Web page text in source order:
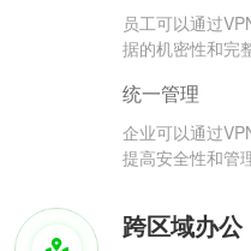
员工可以通过
据的机密性和完
统一管理
企业可以通过
提高安全性和管
跨区域办公